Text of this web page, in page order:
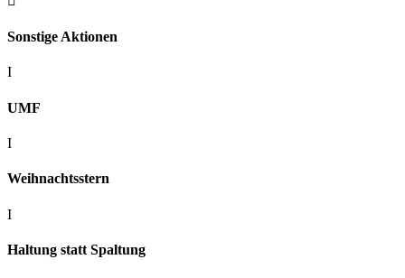
Sonstige Aktionen
I
UMF
I
Weihnachtsstern
I
Haltung statt Spaltung